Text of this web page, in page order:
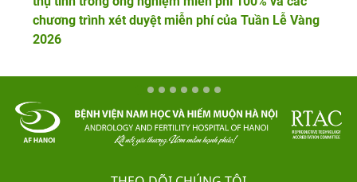
chương trình xét duyệt miễn phí của Tuần Lễ Vàng
2026